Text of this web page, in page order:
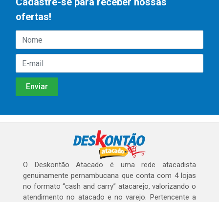
ofertas!
O Deskontão Atacado é uma rede atacadista
genuinamente pernambucana que conta com 4 lojas
no formato “cash and carry” atacarejo, valorizando o
atendimento no atacado e no varejo. Pertencente a